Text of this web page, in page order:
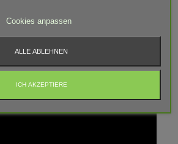
Cookies anpassen
ALLE ABLEHNEN
ICH AKZEPTIERE